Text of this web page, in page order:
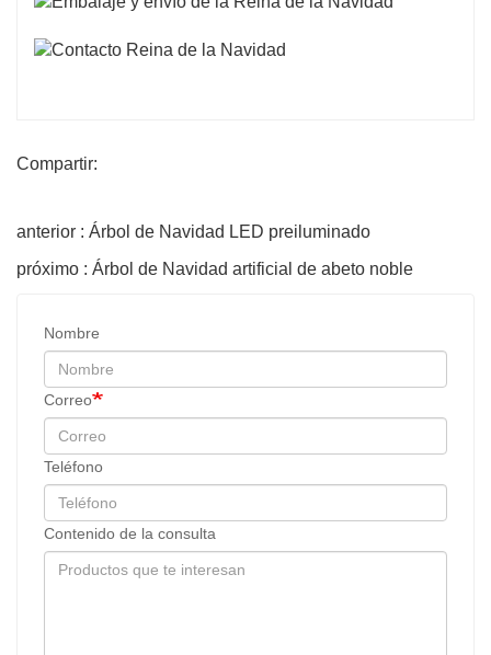
Compartir:
anterior : Árbol de Navidad LED preiluminado
próximo : Árbol de Navidad artificial de abeto noble
Nombre
Correo
Teléfono
Contenido de la consulta